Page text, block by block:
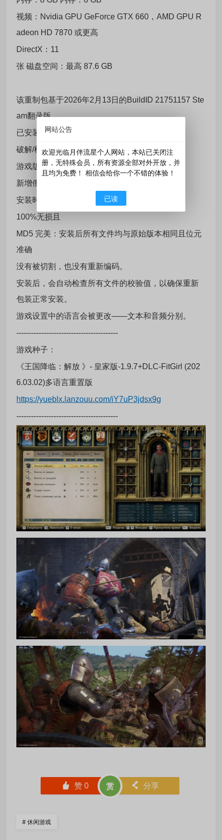
视频：Nvidia GPU GeForce GTX 660，AMD GPU R
adeon HD 7870 或更高
DirectX：11
张 磁盘空间：最高 87.6 GB
该重制包基于2026年2月13日的BuildID 21751157 Ste
am翻录版，
已安装 ：包含所有DLC和奖励：
破解/模拟器CODEX-RUNE
游戏版本：v1.9.7;
新增俄语AI配音SynthVoiceRu（4.7 GB），
安装时替换了高清英语。 视频未重新配音，
100%无损且
MD5 完美：安装后所有文件均与原始版本相同且位元
准确
没有被切割，也没有重新编码。
安装后，会自动检查所有文件的校验值，以确保重新
包装正常安装。
游戏设置中的语言会被更改——文本和音频分别。
-----------------------------------------
游戏种子：
《王国降临：解放 》- 皇家版-1.9.7+DLC-FitGirl (202
6.03.02)多语言重置版
https://yueblx.lanzouu.com/iY7uP3jdsx9g
-----------------------------------------
󰄼 赞0 赏 󰄯 分享
# 休闲游戏
网站公告
欢迎光临月伴流星个人网站，本站已关闭注
册，无特殊会员，所有资源全部对外开放，并
且均为免费！ 相信会给你一个不错的体验！
已读